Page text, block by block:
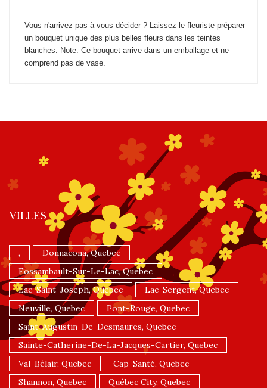
Vous n'arrivez pas à vous décider ? Laissez le fleuriste préparer
un bouquet unique des plus belles fleurs dans les teintes
blanches. Note: Ce bouquet arrive dans un emballage et ne
comprend pas de vase.
VILLES
,
Donnacona, Quebec
Fossambault-Sur-Le-Lac, Quebec
Lac-Saint-Joseph, Quebec
Lac-Sergent, Quebec
Neuville, Quebec
Pont-Rouge, Quebec
Saint-Augustin-De-Desmaures, Quebec
Sainte-Catherine-De-La-Jacques-Cartier, Quebec
Val-Bélair, Quebec
Cap-Santé, Quebec
Shannon, Quebec
Québec City, Quebec